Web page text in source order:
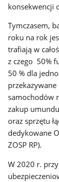
konsekwencji
Tymczasem,
roku na rok
trafiają w
z czego 50%
50 % dla
samochodów
zakup
oraz sprzętu
dedykowane
ZOSP RP).
W 2020 r.